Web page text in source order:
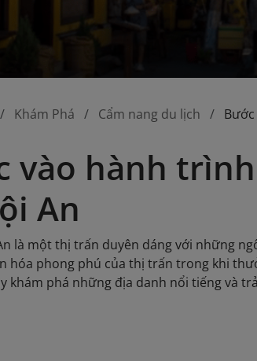
Khám Phá Cẩm nang du lịch
vào hành
An
là một thị trấn duyên dáng với những
hóa phong phú của thị trấn trong khi
khám phá những địa danh nổi tiếng và